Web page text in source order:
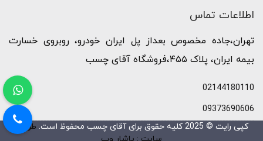
اطلاعات تماس
تهران،جاده مخصوص بعداز پل ایران خودرو، روبروی خسارت
بیمه ایران، پلاک ۴۵۵،فروشگاه آقای چسب
02144180110
09373690606
کپی رایت © 2025 کلیه حقوق برای آقای چسب محفوظ است.
طراحی